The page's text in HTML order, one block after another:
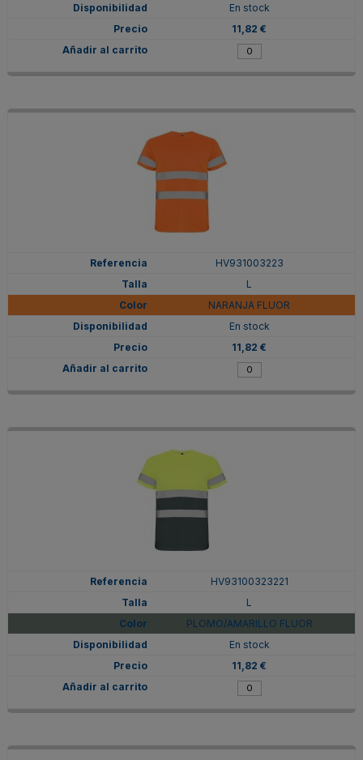
En stock
11,82 €
HV931003223
L
NARANJA FLUOR
En stock
11,82 €
HV93100323221
L
PLOMO/AMARILLO FLUOR
En stock
11,82 €